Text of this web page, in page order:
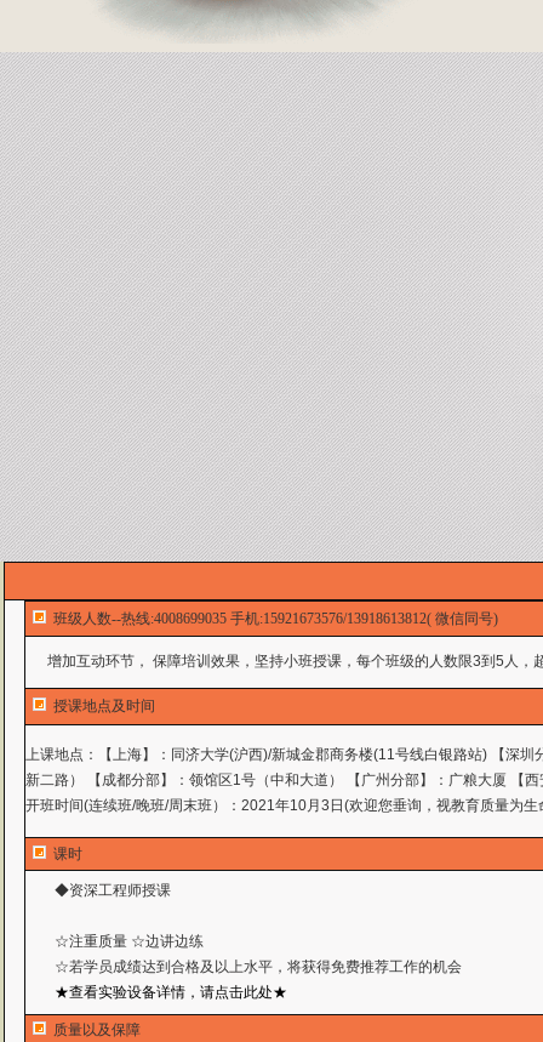
班级人数--热线:4008699035 手机:15921673576/13918613812( 微信同号)
增加互动环节， 保障培训效果，坚持小班授课，每个班级的人数限3到5人，
授课地点及时间
上课地点：
【上海】：同济大学(沪西)/新城金郡商务楼(11号线白银路站) 【深
新二路） 【成都分部】：领馆区1号（中和大道） 【广州分部】：广粮大厦 【
开班时间(连续班/晚班/周末班）：2021年10月3日(欢迎您垂询，视教育质量为生
课时
◆资深工程师授课
☆注重质量 ☆边讲边练
☆若学员成绩达到合格及以上水平，将获得免费推荐工作的机会
★查看实验设备详情，请点击此处★
质量以及保障